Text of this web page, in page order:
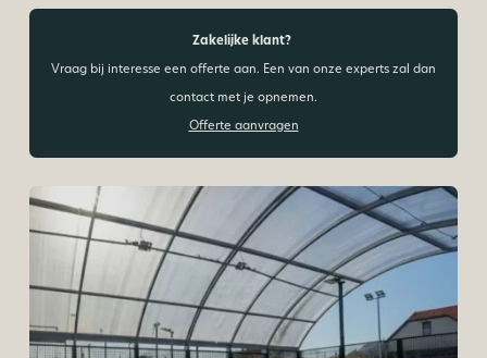
Zakelijke klant?
Vraag bij interesse een offerte aan. Een van onze experts zal dan
contact met je opnemen.
Offerte aanvragen